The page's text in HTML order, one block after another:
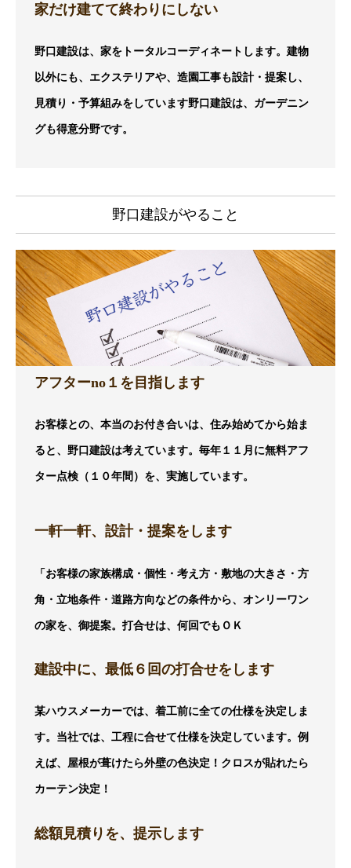
家だけ建てて終わりにしない
野口建設は、家をトータルコーディネートします。建物
以外にも、エクステリアや、造園工事も設計・提案し、
見積り・予算組みをしています野口建設は、ガーデニン
グも得意分野です。
野口建設がやること
アフターno１を目指します
お客様との、本当のお付き合いは、住み始めてから始ま
ると、野口建設は考えています。毎年１１月に無料アフ
ター点検（１０年間）を、実施しています。
一軒一軒、設計・提案をします
「お客様の家族構成・個性・考え方・敷地の大きさ・方
角・立地条件・道路方向などの条件から、オンリーワン
の家を、御提案。打合せは、何回でもＯＫ
建設中に、最低６回の打合せをします
某ハウスメーカーでは、着工前に全ての仕様を決定しま
す。当社では、工程に合せて仕様を決定しています。例
えば、屋根が葺けたら外壁の色決定！クロスが貼れたら
カーテン決定！
総額見積りを、提示します